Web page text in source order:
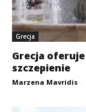
Grecja
Grecja oferuje
szczepienie
Marzena Mavridis -